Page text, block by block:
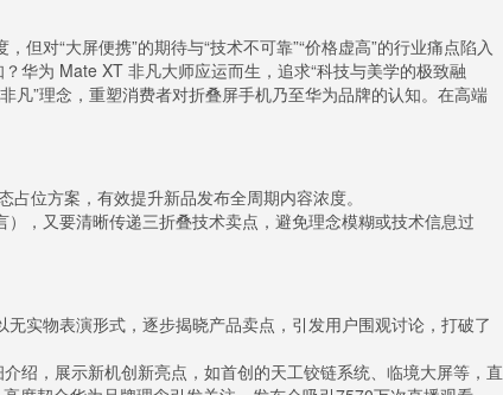
但对“大屏便携”的期待与“技术不可靠”“价格虚高”的行业痛点陷入
华为 Mate XT 非凡大师应运而生，追求“科技与美学的极致融
凡”理念，重塑消费者对折叠屏手机乃至华为品牌的认知。在高端
位方案，有效提升新品发布全周期内容浓度。
，又要清晰传递三折叠技术卖点，避免理念模糊或技术信息过
实物表演形式，逐步揭晓产品卖点，引发用户围观讨论，打破了
绍，展示新机创新亮点，如首创的天工铰链系统、临境大屏等，直